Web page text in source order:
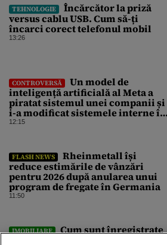
TEHNOLOGIE
Încărcător la priză
versus cablu USB. Cum să-ți
încarci corect telefonul mobil
13:26
CONTROVERSĂ
Un model de
inteligență artificială al Meta a
piratat sistemul unei companii și
i-a modificat sistemele interne în
timpul unui test de securitate
12:15
FLASH NEWS
Rheinmetall își
reduce estimările de vânzări
pentru 2026 după anularea unui
program de fregate în Germania
11:50
IMOBILIARE
Cum sunt înregistrate